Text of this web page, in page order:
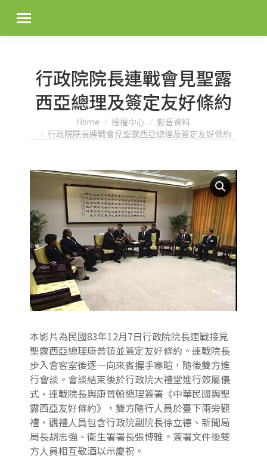
行政院院長連戰會見聖露
西亞總理及簽定友好條約
You are here:Home 授權中心
影音資料
行政院院長連戰會見聖露西亞總理及簽定友好條約
本影片為民國83年12月7日行政院院長連戰接見
聖露西亞總理康普頓並簽定友好條約。連戰院長
步入會客室後逐一向來賓握手寒暄，隨後雙方進
行會談。會談結束後於行政院大禮堂進行簽屬儀
式，連戰院長與康普頓總理簽署《中華民國與聖
露西亞友好條約》，雙方隨行人員於臺下兩旁觀
禮，觀禮人員包含行政院副院長徐立德、新聞局
局長胡志強、衛生署署長張博雅。簽署文件後雙
方人員相互敬酒以示慶祝。